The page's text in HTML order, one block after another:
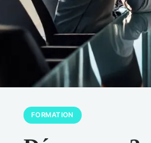
FORMATION